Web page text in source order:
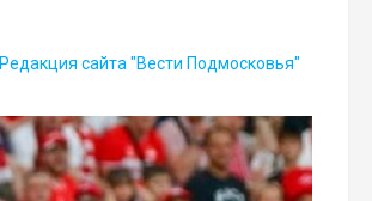
Редакция сайта "Вести Подмосковья"